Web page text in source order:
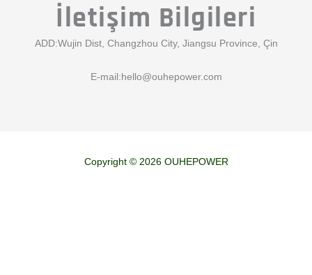
İletişim Bilgileri
ADD:Wujin Dist, Changzhou City, Jiangsu Province, Çin
E-mail:hello@ouhepower.com
Copyright © 2026 OUHEPOWER